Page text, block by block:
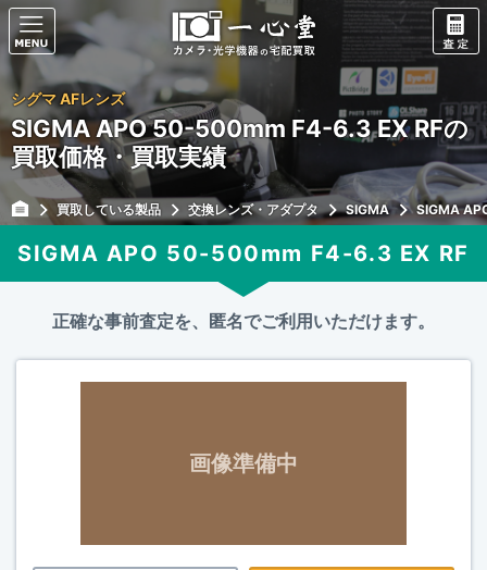
シグマ AFレンズ
SIGMA APO 50-500mm F4-6.3 EX RFの
買取価格・買取実績
買取している製品 交換レンズ・アダプタ SIGMA SIGMA
SIGMA APO 50-500mm F4-6.3 EX RF
正確な事前査定を、匿名でご利用いただけます。
画像準備中